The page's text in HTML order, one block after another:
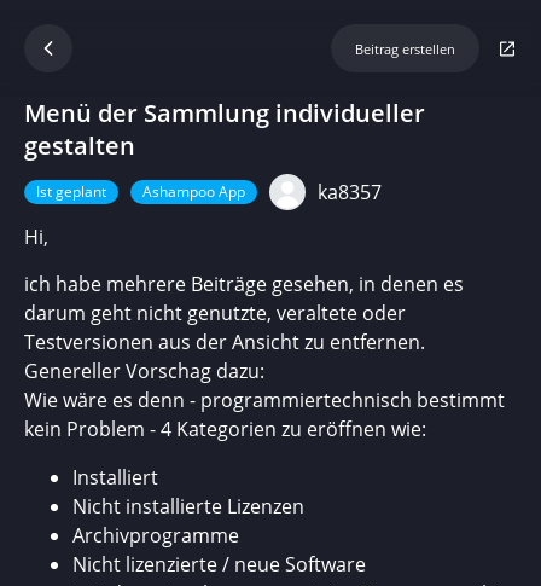
Beitrag erstellen
Menü der Sammlung individueller
gestalten
Ist geplant Ashampoo App
ka8357
Hi,
ich habe mehrere Beiträge gesehen, in denen es
darum geht nicht genutzte, veraltete oder
Testversionen aus der Ansicht zu entfernen.
Genereller Vorschag dazu:
Wie wäre es denn - programmiertechnisch bestimmt
kein Problem - 4 Kategorien zu eröffnen wie:
Installiert
Nicht installierte Lizenzen
Archivprogramme
Nicht lizenzierte / neue Software